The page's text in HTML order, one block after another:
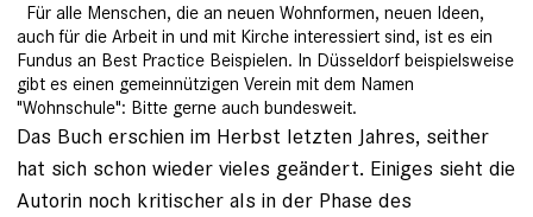
Für alle Menschen, die an neuen Wohnformen, neuen Ideen,
auch für die Arbeit in und mit Kirche interessiert sind, ist es ein
Fundus an Best Practice Beispielen. In Düsseldorf beispielsweise
gibt es einen gemeinnützigen Verein mit dem Namen
"Wohnschule": Bitte gerne auch bundesweit.
Das Buch erschien im Herbst letzten Jahres, seither
hat sich schon wieder vieles geändert. Einiges sieht die
Autorin noch kritischer als in der Phase des